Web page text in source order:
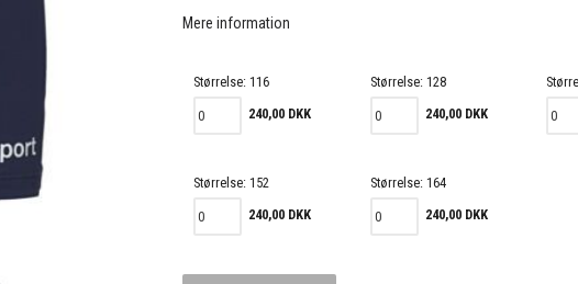
Mere information
Størrelse:116
240,00 DKK
Størrelse: 128
240,00 DKK
Størrelse:152
240,00 DKK
Størrelse: 164
240,00 DKK